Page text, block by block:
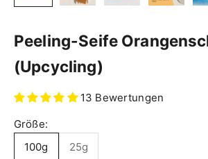
Peeling-Seife
(Upcycling)
13 Bewertungen
Größe:
100g
25g